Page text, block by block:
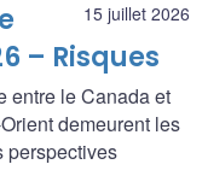
15 juillet 2026
– Risques
entre le Canada et
demeurent les
perspectives